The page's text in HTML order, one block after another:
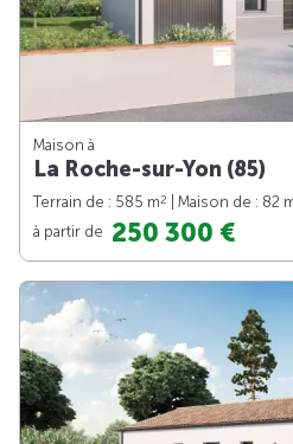
Maison à
La Roche-sur-Yon (85)
Terrain de : 585 m2 | Maison de : 82
à partir de 250 300 €